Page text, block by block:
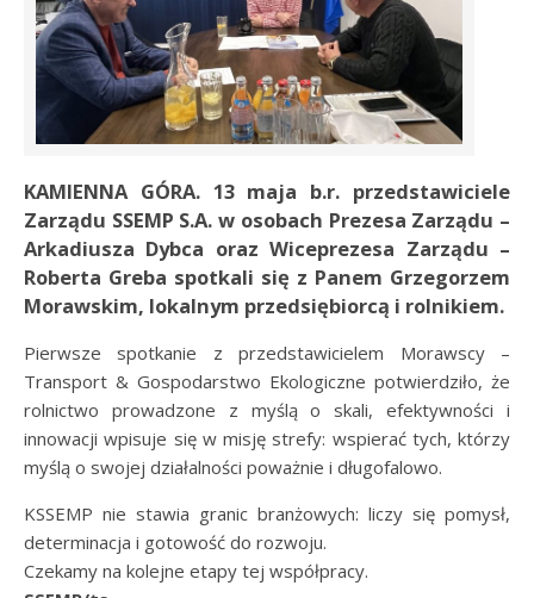
KAMIENNA GÓRA. 13 maja b.r. przedstawiciele
Zarządu SSEMP S.A. w osobach Prezesa Zarządu –
Arkadiusza Dybca oraz Wiceprezesa Zarządu –
Roberta Greba spotkali się z Panem Grzegorzem
Morawskim, lokalnym przedsiębiorcą i rolnikiem.
Pierwsze spotkanie z przedstawicielem Morawscy –
Transport & Gospodarstwo Ekologiczne potwierdziło, że
rolnictwo prowadzone z myślą o skali, efektywności i
innowacji wpisuje się w misję strefy: wspierać tych, którzy
myślą o swojej działalności poważnie i długofalowo.
KSSEMP nie stawia granic branżowych: liczy się pomysł,
determinacja i gotowość do rozwoju.
Czekamy na kolejne etapy tej współpracy.